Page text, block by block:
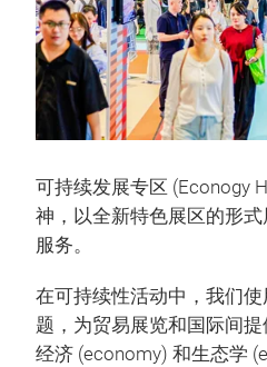
可持续发展专区 (Econogy
神，以全新特色展区的形
服务。
在可持续性活动中，我们使
题，为贸易展览和国际间提
经济 (economy) 和生态学